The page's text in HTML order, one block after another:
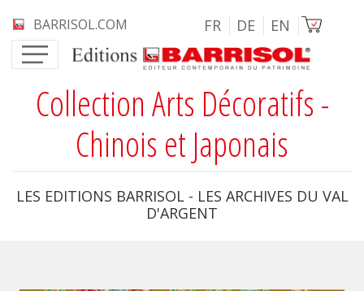
BARRISOL.COM FR DE EN Image
Collection Arts Décoratifs -
Chinois et Japonais
LES EDITIONS BARRISOL - LES ARCHIVES DU VAL
D'ARGENT